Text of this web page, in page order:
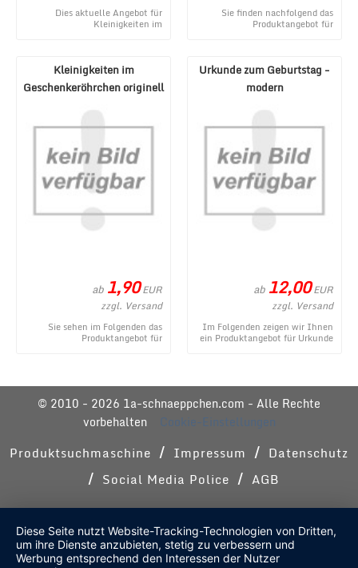
Dies aktuelle Angebot für
Kleinigkeiten im
Sie finden nachfolgend das
Produktangebot für
Kleinigkeiten im
Geschenkeröhrchen originell
ab 1,90EUR
zzgl. Versand
Sie sehen im Folgenden das
Produktangebot für
Urkunde zum Geburtstag -
modern
ab 12,00EUR
zzgl. Versand
Im Folgenden zeigen wir Ihnen
ein Produktangebot für Urkunde
© 2010 - 2026 1a-schnaeppchen.com - Alle Rechte
vorbehalten
Cookie-Einstellungen
Produktsuchmaschine / Impressum / Datenschutz
/ Social Media Police / AGB
Diese Seite nutzt Website-Tracking-Technologien von Dritten,
um ihre Dienste anzubieten, stetig zu verbessern und
Werbung entsprechend den Interessen der Nutzer